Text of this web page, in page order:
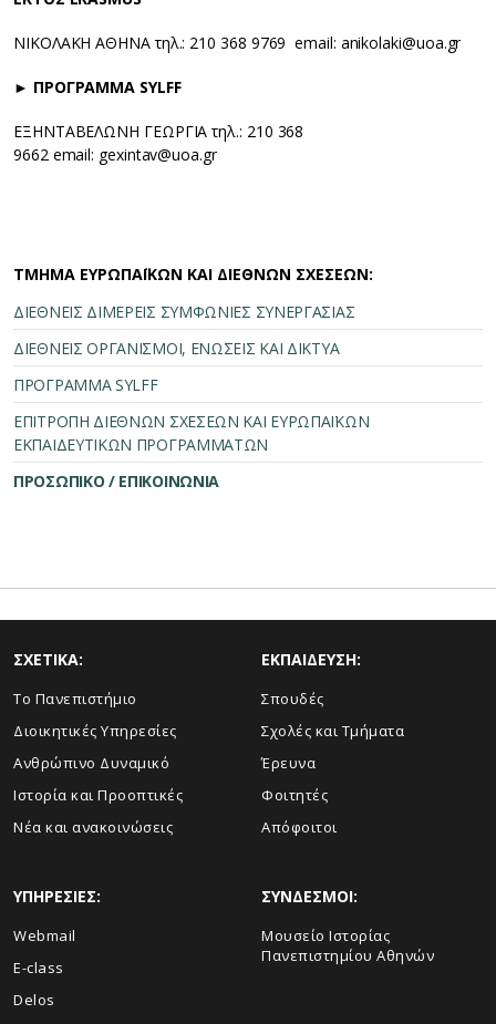
ΝΙΚΟΛΑΚΗ ΑΘΗΝΑ τηλ.: 210 368 9769 email: anikolaki@uoa.gr
► ΠΡΟΓΡΑΜΜΑ SYLFF
ΕΞΗΝΤΑΒΕΛΩΝΗ ΓΕΩΡΓΙΑ τηλ.: 210 368
9662 email: gexintav@uoa.gr
ΤΜΗΜΑ ΕΥΡΩΠΑΪΚΩΝ ΚΑΙ ΔΙΕΘΝΩΝ ΣΧΕΣΕΩΝ:
ΔΙΕΘΝΕΙΣ ΔΙΜΕΡΕΙΣ ΣΥΜΦΩΝΙΕΣ ΣΥΝΕΡΓΑΣΙΑΣ
ΔΙΕΘΝΕΙΣ ΟΡΓΑΝΙΣΜΟΙ, ΕΝΩΣΕΙΣ ΚΑΙ ΔΙΚΤΥΑ
ΠΡΟΓΡΑΜΜΑ SYLFF
ΕΠΙΤΡΟΠΗ ΔΙΕΘΝΩΝ ΣΧΕΣΕΩΝ ΚΑΙ ΕΥΡΩΠΑΪΚΩΝ
ΕΚΠΑΙΔΕΥΤΙΚΩΝ ΠΡΟΓΡΑΜΜΑΤΩΝ
ΠΡΟΣΩΠΙΚΟ / ΕΠΙΚΟΙΝΩΝΙΑ
ΣΧΕΤΙΚΑ:
Το Πανεπιστήμιο
Διοικητικές Υπηρεσίες
Ανθρώπινο Δυναμικό
Ιστορία και Προοπτικές
Νέα και ανακοινώσεις
ΕΚΠΑΙΔΕΥΣΗ:
Σπουδές
Σχολές και Τμήματα
Έρευνα
Φοιτητές
Απόφοιτοι
ΥΠΗΡΕΣΙΕΣ:
Webmail
E-class
Delos
ΣΥΝΔΕΣΜΟΙ:
Μουσείο Ιστορίας
Πανεπιστημίου Αθηνών